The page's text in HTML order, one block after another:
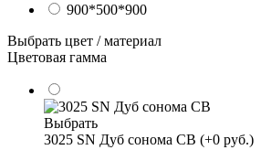
900*500*900
Выбрать цвет / материал
Цветовая гамма
Выбрать
3025 SN Дуб сонома СВ (+0 руб.)